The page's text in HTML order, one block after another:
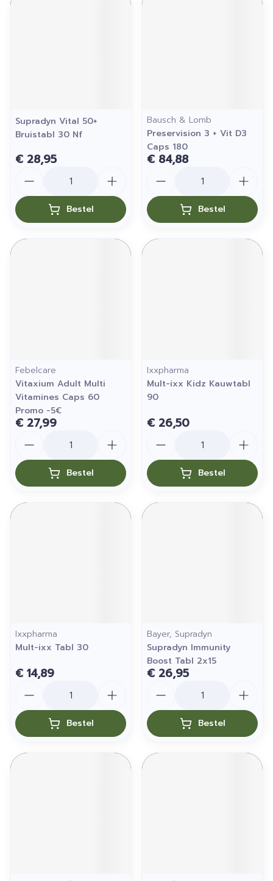
Supradyn Vital 50+
Bruistabl 30 Nf
€ 28,95
Bestel
Bausch & Lomb
Preservision 3 + Vit D3
Caps 180
€ 84,88
Bestel
Febelcare
Vitaxium Adult Multi
Vitamines Caps 60
Promo -5€
€ 27,99
Bestel
Ixxpharma
Mult-ixx Kidz Kauwtabl
90
€ 26,50
Bestel
Ixxpharma
Mult-ixx Tabl 30
€ 14,89
Bestel
Bayer, Supradyn
Supradyn Immunity
Boost Tabl 2x15
€ 26,95
Bestel